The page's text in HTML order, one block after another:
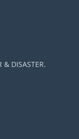
DISASTER.